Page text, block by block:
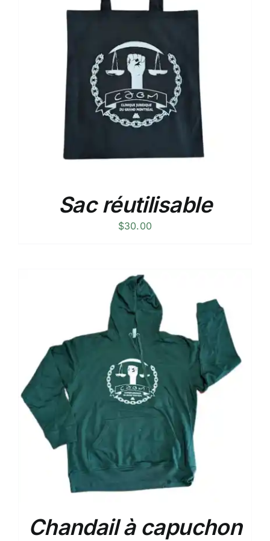
Sac réutilisable
$30.00
Chandail à capuchon